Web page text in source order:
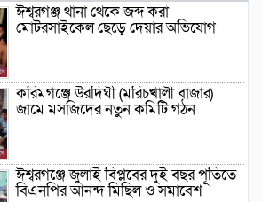
ঈশ্বরগঞ্জ থানা থেকে জব্দ করা
মোটরসাইকেল ছেড়ে দেয়ার অভিযোগ
করিমগঞ্জে উরদিঘী (মরিচখালী বাজার)
জামে মসজিদের নতুন কমিটি গঠন
ঈশ্বরগঞ্জে জুলাই বিপ্লবের দুই বছর পূর্তিতে
বিএনপির আনন্দ মিছিল ও সমাবেশ